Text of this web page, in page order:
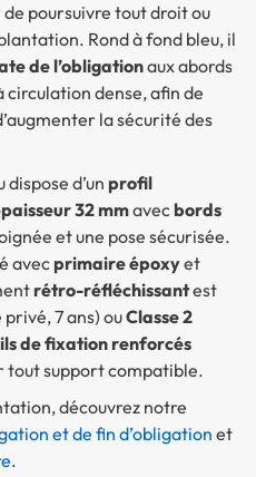
poursuivre tout droit ou
Rond à fond bleu, il
de l’obligationaux abords
circulation dense, afin de
la sécurité des
d’un profil
32 mmavecbords
et une pose sécurisée.
avecprimaire époxyet
rétro-réfléchissantest
privé, 7 ans) ouClasse 2
de fixation renforcés
tout support compatible.
découvrez notre
et de fin d’obligationet
.